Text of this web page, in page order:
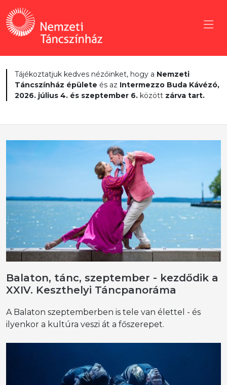
Tájékoztatjuk kedves nézőinket, hogy a Nemzeti
Táncszínház épülete és az Intermezzo Buda Kávézó,
2026. július 4. és szeptember 6. között zárva tart.
Balaton, tánc, szeptember - kezdődik a
XXIV. Keszthelyi Táncpanoráma
A Balaton szeptemberben is tele van élettel - és
ilyenkor a kultúra veszi át a főszerepet.